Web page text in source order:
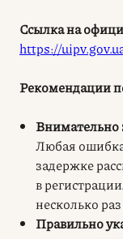
Ссылка на
https://
Рекомендации
Внимательно
Любая
задержке
в
несколько
Правильно